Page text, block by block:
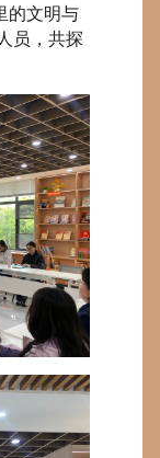
的文明与
员，共探